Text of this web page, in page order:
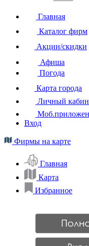
Главная
Каталог фирм
Акции/скидки
Афиша
Погода
Карта города
Личный
Вход
Фирмы на карте
Главная
Карта
Избранное